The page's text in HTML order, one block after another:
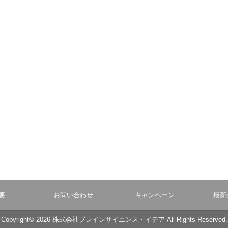
お問い合わせ キャンペーン 最新
Copyright© 2026 株式会社ブレインサイエンス・イデア All Rights Reserved.